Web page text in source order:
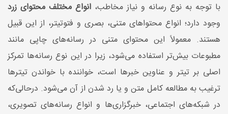
با توجه‌ به نوع رسانه و نیاز مخاطب، انواع مختلف محتوای زرد
وجود دارد؛ انواع محتواهای متنی، بصری و فتوتیتر، از این‌ قبیل
هستند. معمولاً این محتوای متنی در رسانه‌های چاپی مانند
مطبوعات بیش‌تر استفاده می‌شود، زیرا در این نوع رسانه‌ها تمرکز
اصلی بر تیتر و عناوین خبرها است، خواننده با خواندن تیترها
ترغیب به مطالعه کامل متن و یا رد شدن از آن می‌شود. درحالی‌که
در شبکه‌های اجتماعی، خبرگزاری‌ها و انواع رسانه‌های تصویری،